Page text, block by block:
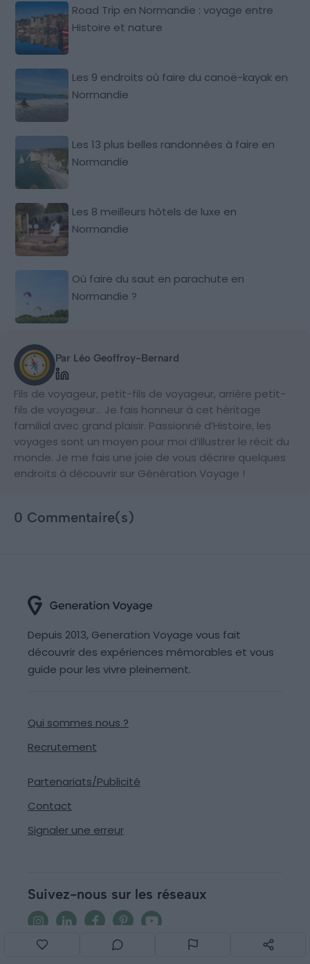
Road Trip en Normandie : voyage entre
Histoire et nature
Les 9 endroits où faire du canoë-kayak en
Normandie
Les 13 plus belles randonnées à faire en
Normandie
Les 8 meilleurs hôtels de luxe en
Normandie
Où faire du saut en parachute en
Normandie ?
Par Léo Geoffroy-Bernard
Fils de voyageur, petit-fils de voyageur, arrière petit-
fils de voyageur… Je fais honneur à cet héritage
familial avec grand plaisir. Passionné d’Histoire, les
voyages sont un moyen pour moi d’illustrer le récit du
monde. Je me fais une joie de vous décrire quelques
endroits à découvrir sur Génération Voyage !
0 Commentaire(s)
Depuis 2013, Generation Voyage vous fait
découvrir des expériences mémorables et vous
guide pour les vivre pleinement.
Qui sommes nous ?
Recrutement
Partenariats/Publicité
Contact
Signaler une erreur
Suivez-nous sur les réseaux